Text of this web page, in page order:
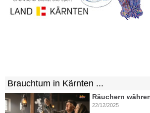
Brauchtum in Kärnten ...
Räuchern
22/12/2025